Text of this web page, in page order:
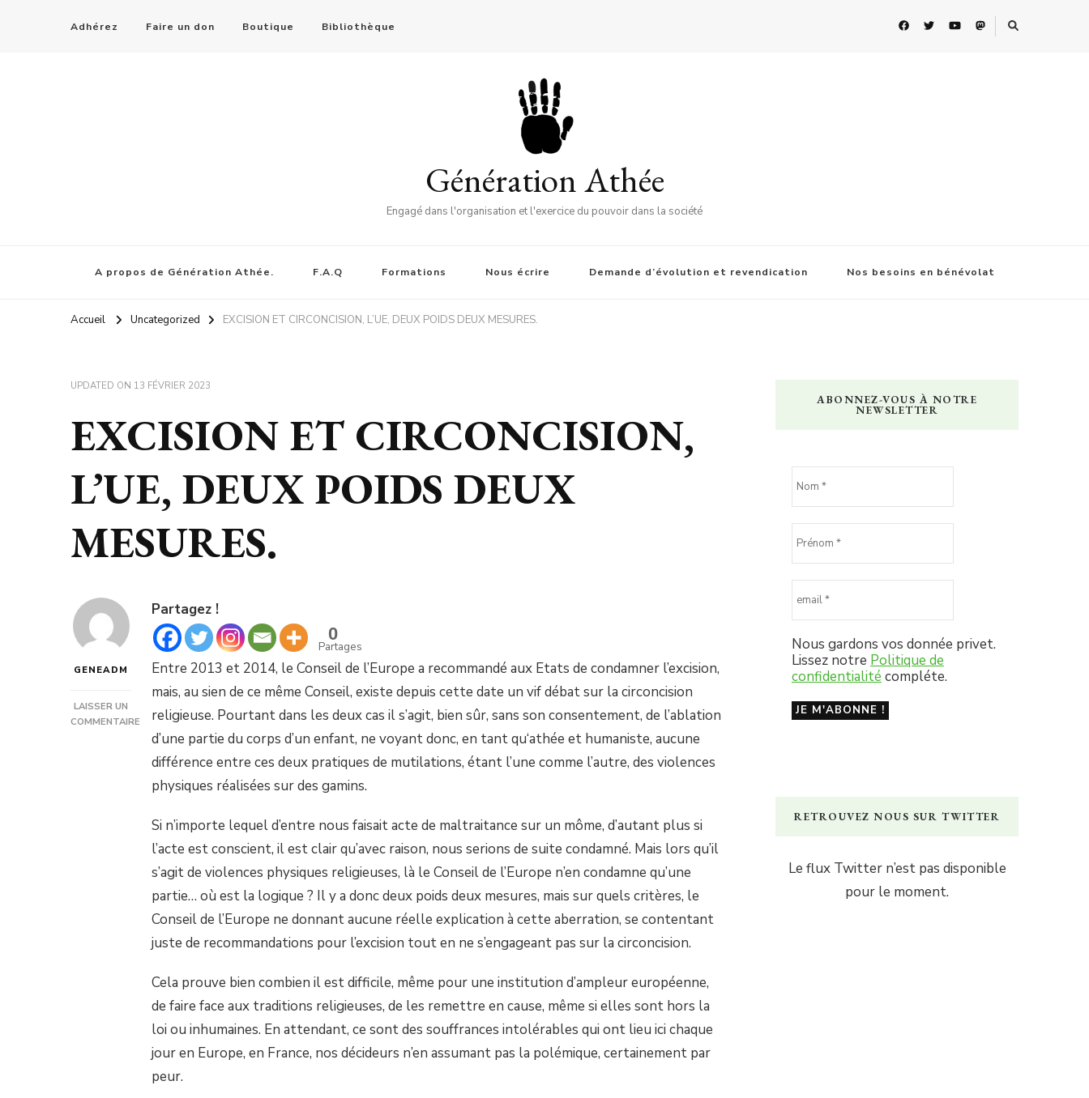
Adhérez Faire un don Boutique Bibliothèque
Génération Athée
Engagé dans l'organisation et l'exercice du pouvoir dans la société
A propos de Génération Athée. F.A.Q Formations Nous écrire Demande d’évolution et revendication Nos besoins en bénévolat
Accueil Uncategorized EXCISION ET CIRCONCISION, L’UE, DEUX POIDS DEUX MESURES.
UPDATED ON 13 FÉVRIER 2023
EXCISION ET CIRCONCISION,
L’UE, DEUX POIDS DEUX
MESURES.
GENEADM
LAISSER UN
COMMENTAIRE
CIRCONCISION,
Partagez !
0
Partages
Entre 2013 et 2014, le Conseil de l’Europe a recommandé aux Etats de condamner l’excision,
mais, au sien de ce même Conseil, existe depuis cette date un vif débat sur la circoncision
religieuse. Pourtant dans les deux cas il s’agit, bien sûr, sans son consentement, de l’ablation
d’une partie du corps d’un enfant, ne voyant donc, en tant qu‘athée et humaniste, aucune
différence entre ces deux pratiques de mutilations, étant l’une comme l’autre, des violences
physiques réalisées sur des gamins.
Si n’importe lequel d’entre nous faisait acte de maltraitance sur un môme, d’autant plus si
l’acte est conscient, il est clair qu’avec raison, nous serions de suite condamné. Mais lors qu’il
s’agit de violences physiques religieuses, là le Conseil de l’Europe n’en condamne qu’une
partie… où est la logique ? Il y a donc deux poids deux mesures, mais sur quels critères, le
Conseil de l’Europe ne donnant aucune réelle explication à cette aberration, se contentant
juste de recommandations pour l’excision tout en ne s’engageant pas sur la circoncision.
Cela prouve bien combien il est difficile, même pour une institution d’ampleur européenne,
de faire face aux traditions religieuses, de les remettre en cause, même si elles sont hors la
loi ou inhumaines. En attendant, ce sont des souffrances intolérables qui ont lieu ici chaque
jour en Europe, en France, nos décideurs n’en assumant pas la polémique, certainement par
peur.
ABONNEZ-VOUS À NOTRE
NEWSLETTER
Nous gardons vos donnée privet.
Lissez notre Politique de
confidentialité compléte.
RETROUVEZ NOUS SUR TWITTER
Le flux Twitter n’est pas disponible
pour le moment.